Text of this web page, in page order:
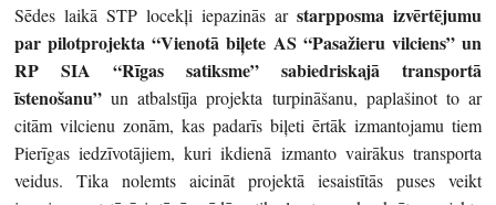
Sēdes laikā STP locekļi iepazinās arstarpposma izvērtējumu
par pilotprojekta “Vienotā biļete AS “Pasažieru vilciens” un
RP SIA “Rīgas satiksme” sabiedriskajā transportā
īstenošanu”un atbalstīja projekta turpināšanu, paplašinot to ar
citām vilcienu zonām, kas padarīs biļeti ērtāk izmantojamu tiem
Pierīgas iedzīvotājiem, kuri ikdienā izmanto vairākus transporta
veidus. Tika nolemts aicināt projektā iesaistītās puses veikt